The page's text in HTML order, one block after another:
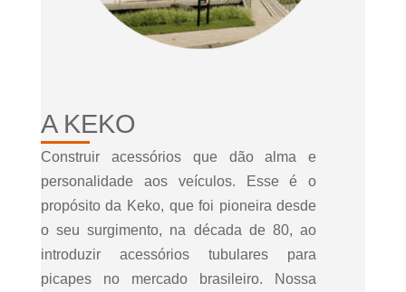
A KEKO
Construir acessórios que dão alma e
personalidade aos veículos. Esse é o
propósito da Keko, que foi pioneira desde
o seu surgimento, na década de 80, ao
introduzir acessórios tubulares para
picapes no mercado brasileiro. Nossa